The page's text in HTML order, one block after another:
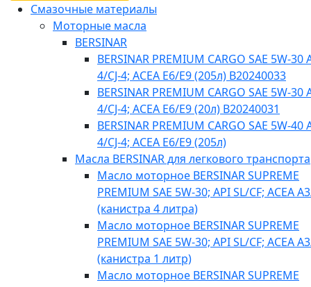
Смазочные материалы
Моторные масла
BERSINAR
BERSINAR PREMIUM CARGO SAE 5W-30
4/CJ-4; ACEA E6/E9 (205л) B20240033
BERSINAR PREMIUM CARGO SAE 5W-30
4/CJ-4; ACEA E6/E9 (20л) B20240031
BERSINAR PREMIUM CARGO SAE 5W-40
4/CJ-4; ACEA E6/E9 (205л)
Масла BERSINAR для легкового транспорта
Масло моторное BERSINAR SUPREME
PREMIUM SAE 5W-30; API SL/CF; ACEA
(канистра 4 литра)
Масло моторное BERSINAR SUPREME
PREMIUM SAE 5W-30; API SL/CF; ACEA
(канистра 1 литр)
Масло моторное BERSINAR SUPREME